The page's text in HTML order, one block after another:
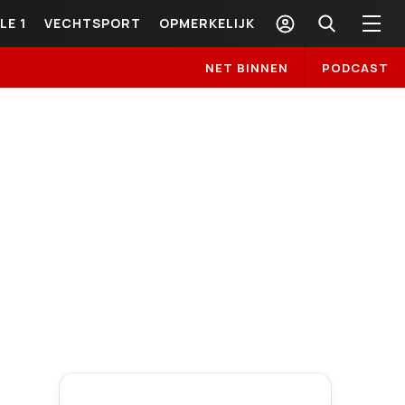
1 VECHTSPORT OPMERKELIJK
NET BINNEN PODCAST